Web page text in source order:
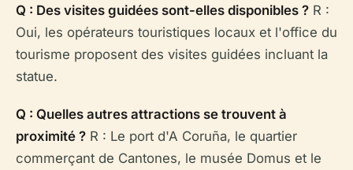
Q : Des visites guidées sont-elles disponibles ? R :
Oui, les opérateurs touristiques locaux et l'office du
tourisme proposent des visites guidées incluant la
statue.
Q : Quelles autres attractions se trouvent à
proximité ? R : Le port d'A Coruña, le quartier
commerçant de Cantones, le musée Domus et le